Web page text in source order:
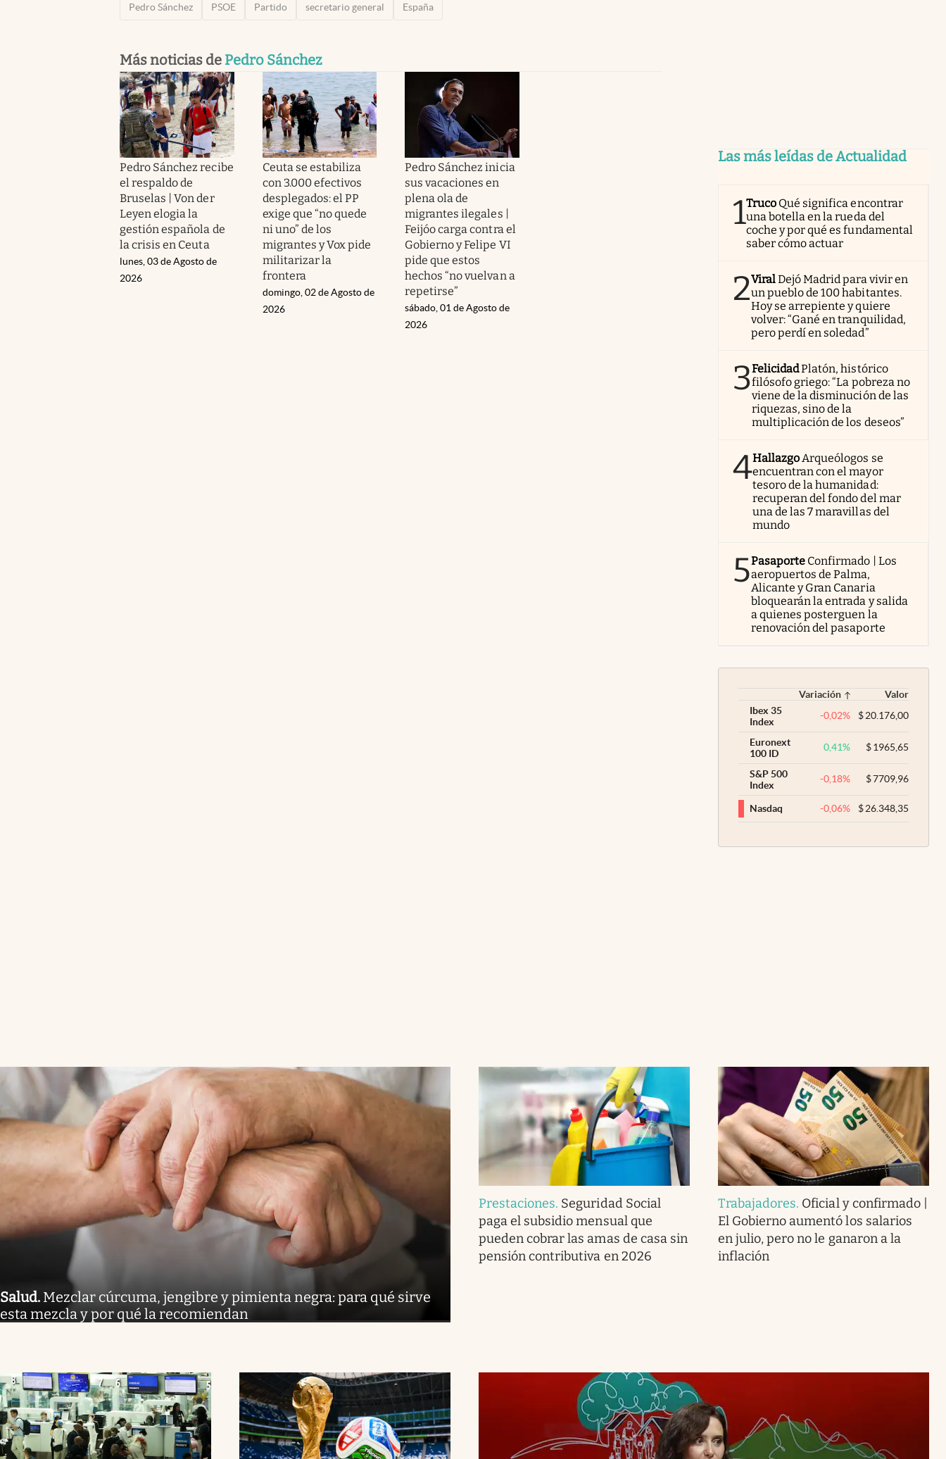
Pedro Sánchez PSOE Partido secretario general España
Más noticias de Pedro Sánchez
Pedro Sánchez recibe
el respaldo de
Bruselas | Von der
Leyen elogia la
gestión española de
la crisis en Ceuta
lunes, 03 de Agosto de
2026
Ceuta se estabiliza
con 3.000 efectivos
desplegados: el PP
exige que “no quede
ni uno” de los
migrantes y Vox pide
militarizar la
frontera
domingo, 02 de Agosto de
2026
Pedro Sánchez inicia
sus vacaciones en
plena ola de
migrantes ilegales |
Feijóo carga contra el
Gobierno y Felipe VI
pide que estos
hechos “no vuelvan a
repetirse”
sábado, 01 de Agosto de
2026
Las más leídas de Actualidad
1Truco Qué significa encontrar
una botella en la rueda del
coche y por qué es fundamental
saber cómo actuar
2ViralDejó Madrid para vivir en
un pueblo de 100 habitantes.
Hoy se arrepiente y quiere
volver: “Gané en tranquilidad,
pero perdí en soledad”
3FelicidadPlatón, histórico
filósofo griego: “La pobreza no
viene de la disminución de las
riquezas, sino de la
multiplicación de los deseos”
4HallazgoArqueólogos se
encuentran con el mayor
tesoro de la humanidad:
recuperan del fondo del mar
una de las 7 maravillas del
mundo
5Pasaporte Confirmado | Los
aeropuertos de Palma,
Alicante y Gran Canaria
bloquearán la entrada y salida
a quienes posterguen la
renovación del pasaporte
Variación
Valor
Ibex 35
Index
-0,02% $20.176,00
Euronext
100 ID
0,41% $1965,65
S&P 500
Index
-0,18% $7709,96
Nasdaq -0,06% $26.348,35
Salud. Mezclar cúrcuma, jengibre y pimienta negra: para qué sirve
esta mezcla y por qué la recomiendan
Prestaciones. Seguridad Social
paga el subsidio mensual que
pueden cobrar las amas de casa sin
pensión contributiva en 2026
Trabajadores. Oficial y confirmado |
El Gobierno aumentó los salarios
en julio, pero no le ganaron a la
inflación